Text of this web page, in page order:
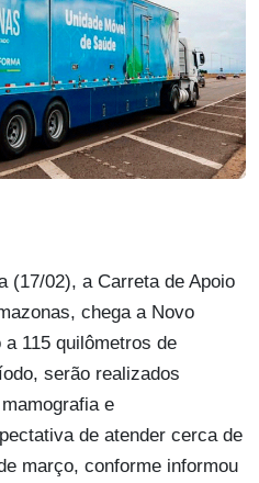
(17/02), a Carreta de Apoio
chega a Novo
115 quilômetros de
serão realizados
e
de atender cerca de
março, conforme informou